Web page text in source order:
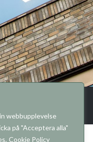
webbupplevelse
på "Acceptera alla"
Cookie Policy
Alla rättigheter förbehålls.